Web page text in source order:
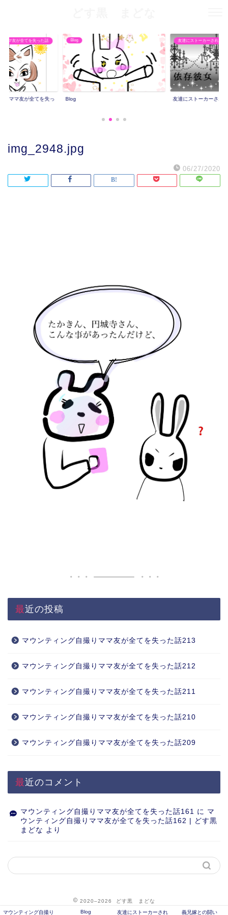
ママ友が全てを失った話
りママ友が全てを失っ
Blog
Blog
友達にストーカーされた話
友達にストーカーされ
img_2948.jpg
06/27/2020
最近の投稿
マウンティング自撮りママ友が全てを失った話213
マウンティング自撮りママ友が全てを失った話212
マウンティング自撮りママ友が全てを失った話211
マウンティング自撮りママ友が全てを失った話210
マウンティング自撮りママ友が全てを失った話209
最近のコメント
マウンティング自撮りママ友が全てを失った話161 に マ
ウンティング自撮りママ友が全てを失った話162 | どす黒
まどな より
2020–2026 どす黒 まどな
マウンティング自撮り Blog 友達にストーカーされ 義兄嫁との闘い